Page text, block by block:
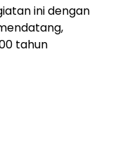
ini dengan
tahun